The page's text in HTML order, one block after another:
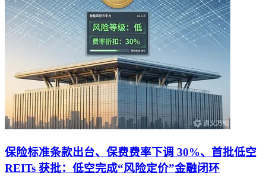
保险标准条款出台、保费费率下调 30%、首批低空
REITs 获批：低空完成“风险定价”金融闭环